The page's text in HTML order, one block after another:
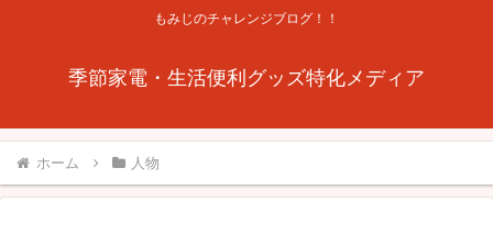
もみじのチャレンジブログ！！
季節家電・生活便利グッズ特化メディア
ホーム 人物